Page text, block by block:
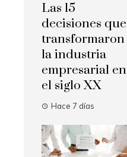
Las 15
decisiones que
transformaron
la industria
empresarial en
el siglo XX
Hace 7 días